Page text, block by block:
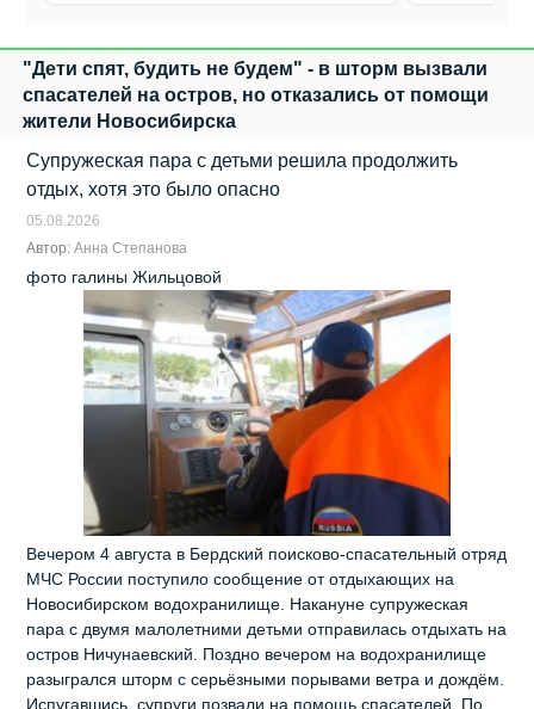
"Дети спят, будить не будем" - в шторм вызвали
спасателей на остров, но отказались от помощи
жители Новосибирска
Супружеская пара с детьми решила продолжить
отдых, хотя это было опасно
05.08.2026
Автор:Анна Степанова
фото галины Жильцовой
Вечером 4 августа в Бердский поисково-спасательный отряд
МЧС России поступило сообщение от отдыхающих на
Новосибирском водохранилище. Накануне супружеская
пара с двумя малолетними детьми отправилась отдыхать на
остров Ничунаевский. Поздно вечером на водохранилище
разыгрался шторм с серьёзными порывами ветра и дождём.
Испугавшись, супруги позвали на помощь спасателей. По